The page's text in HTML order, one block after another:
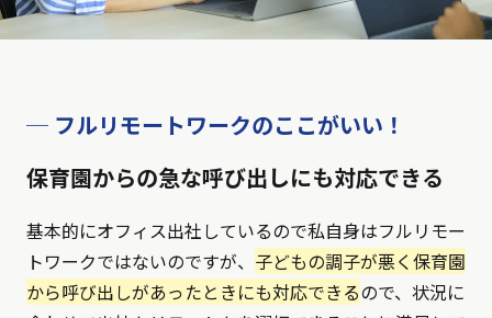
─ フルリモートワークのここがいい！
保育園からの急な呼び出しにも対応できる
基本的にオフィス出社しているので私自身はフルリモー
トワークではないのですが、 子どもの調子が悪く保育園
から呼び出しがあったときにも対応できるので、状況に